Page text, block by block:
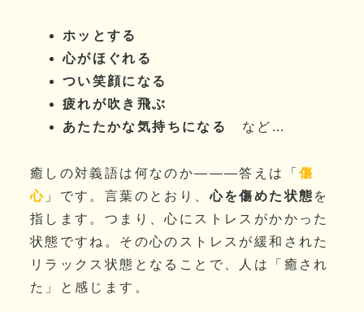
ホッとする
心がほぐれる
つい笑顔になる
疲れが吹き飛ぶ
あたたかな気持ちになる
など…
癒しの対義語は何なのか―――答えは「 傷
心 」です。言葉のとおり、心を傷めた状態 を
指します。つまり、心にストレスがかかった
状態ですね。その心のストレスが緩和された
リラックス状態となることで、人は「癒され
た」と感じます。